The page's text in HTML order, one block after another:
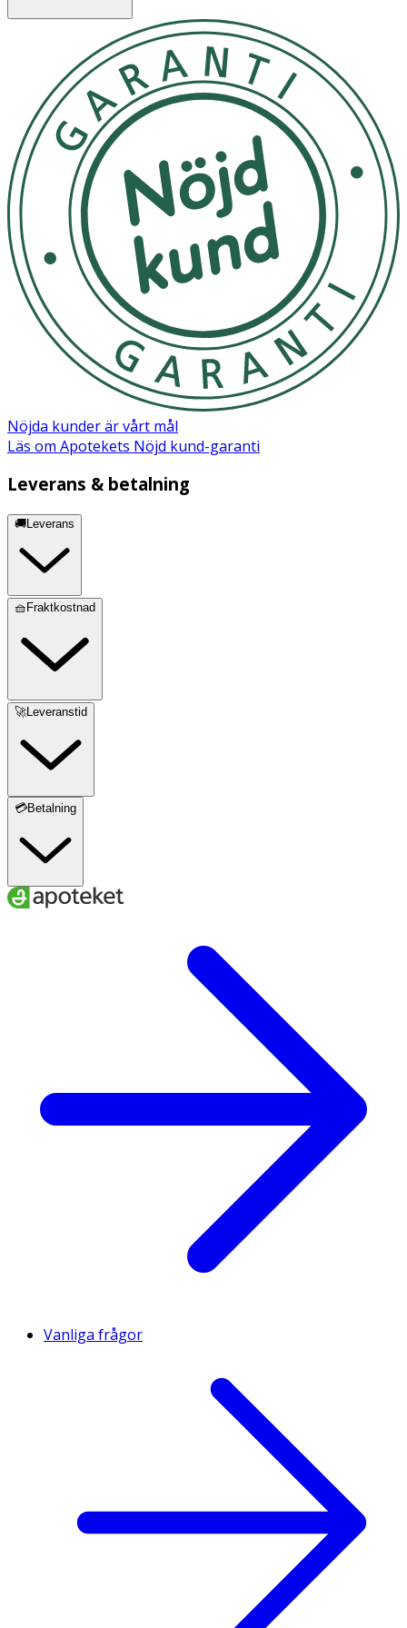
- Använd ej i ugn, mikro eller frys
- Förvärm termosen med hett vatten (eller kyl med kallt) i
ca 5 min före användning för att hålla mat och dryck
önskad temperatur längre
- Var försiktig vid förvaring av varma mjölkprodukter för
att undvika bakterietillväxt
- Förvara inte kolsyrade drycker i termosen för att
undvika tryckuppbyggnad
- Diska alltid termosen noggrant efter varje användning
Innehåll
- Material: Rostfritt stål & PP-plast
- Mått: Ø 8,7 x 13,5 cm
- Volym: 0,3 L
- BPA, ftalat och blyfria delar
Nöjda kunder är vårt mål
Läs om Apotekets Nöjd kund-garanti
Leverans & betalning
🚚Leverans
🧺Fraktkostnad
🚀Leveranstid
💳Betalning
Vanliga frågor